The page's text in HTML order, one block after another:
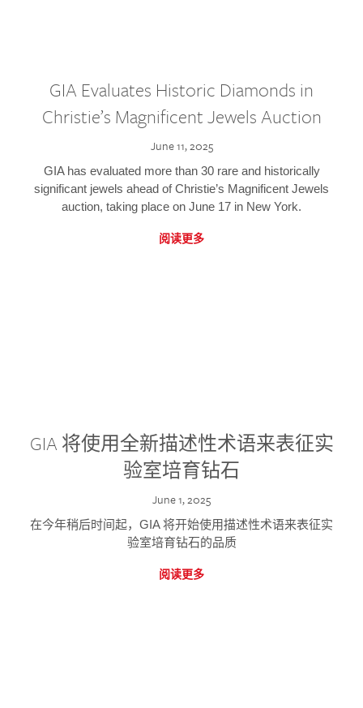
GIA Evaluates Historic Diamonds in
Christie’s Magnificent Jewels Auction
June 11, 2025
GIA has evaluated more than 30 rare and historically
significant jewels ahead of Christie’s Magnificent Jewels
auction, taking place on June 17 in New York.
阅读更多
GIA 将使用全新描述性术语来表征实
验室培育钻石
June 1, 2025
在今年稍后时间起，GIA 将开始使用描述性术语来表征实
验室培育钻石的品质
阅读更多